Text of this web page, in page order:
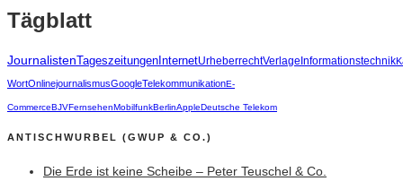
Tägblatt
JournalistenTageszeitungen InternetUrheberrechtVerlage Informationstechnik
WortOnlinejournalismusGoogleTelekommunikationE-
CommerceBJVFernsehenMobilfunkBerlinAppleDeutsche Telekom
ANTISCHWURBEL (GWUP & CO.)
Die Erde ist keine Scheibe – Peter Teuschel & Co.